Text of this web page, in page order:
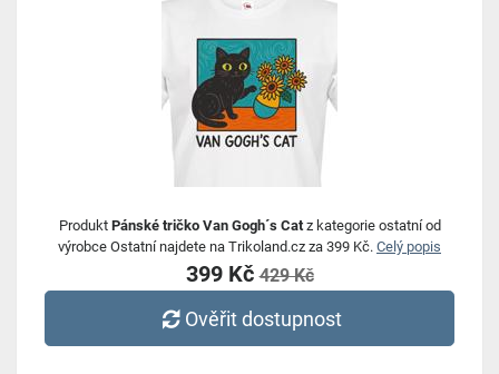
Produkt Pánské tričko Van Gogh´s Catz kategorie ostatní od
výrobce Ostatní najdete na Trikoland.cz za 399 Kč. Celý popis
399 Kč429 Kč
Ověřit dostupnost